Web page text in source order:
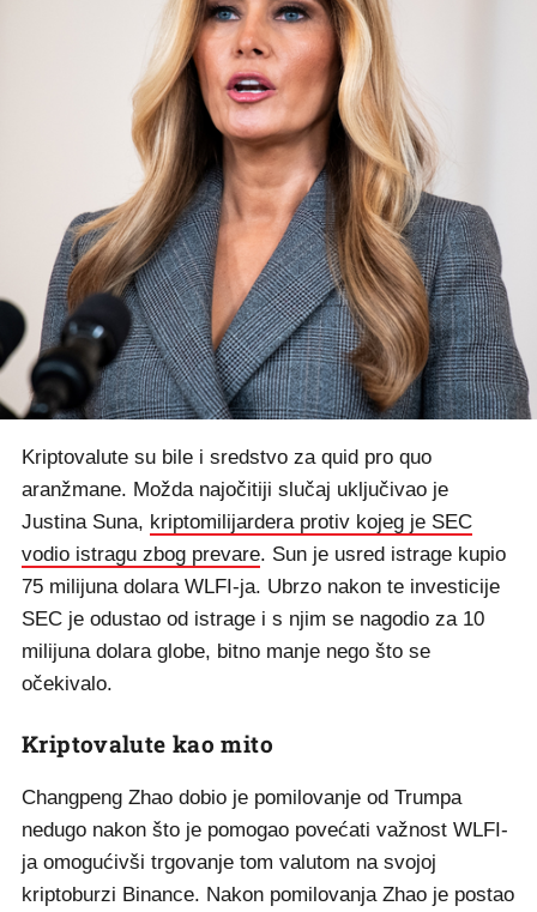
Kriptovalute su bile i sredstvo za quid pro quo
aranžmane. Možda najočitiji slučaj uključivao je
Justina Suna, kriptomilijardera protiv kojeg je SEC
vodio istragu zbog prevare. Sun je usred istrage kupio
75 milijuna dolara WLFI-ja. Ubrzo nakon te investicije
SEC je odustao od istrage i s njim se nagodio za 10
milijuna dolara globe, bitno manje nego što se
očekivalo.
Kriptovalute kao mito
Changpeng Zhao dobio je pomilovanje od Trumpa
nedugo nakon što je pomogao povećati važnost WLFI-
ja omogućivši trgovanje tom valutom na svojoj
kriptoburzi Binance. Nakon pomilovanja Zhao je postao